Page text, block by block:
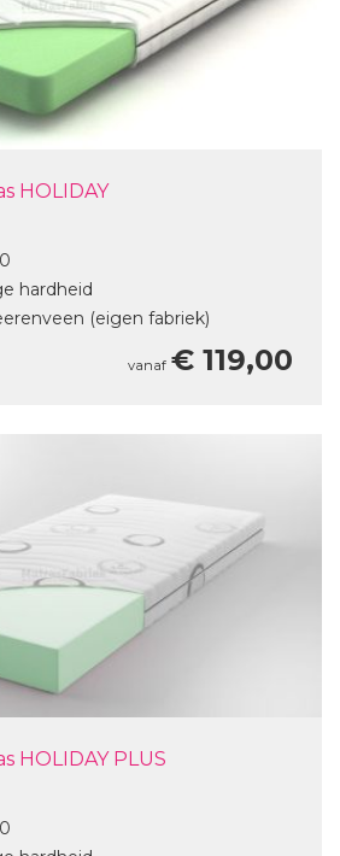
HOLIDAY
hardheid
(eigen fabriek)
€ 119,00
HOLIDAY PLUS